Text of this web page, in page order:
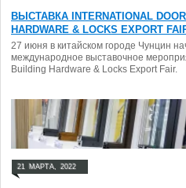
ВЫСТАВКА INTERNATIONAL
HARDWARE & LOCKS EXPORT
27 июня в китайском городе Чунцин
международное выставочное
Building Hardware & Locks Export Fair.
21 МАРТА, 2022